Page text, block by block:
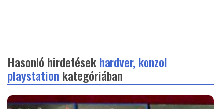
Hasonló hirdetésekhardver, konzol
playstation kategóriában